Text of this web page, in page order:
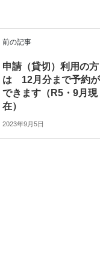
前の記事
申請（貸切）利用の方
は 12月分まで予約が
できます（R5・9月現
在）
2023年9月5日